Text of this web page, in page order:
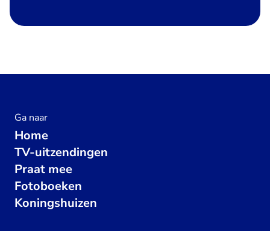
Ga naar
Home
TV-uitzendingen
Praat mee
Fotoboeken
Koningshuizen